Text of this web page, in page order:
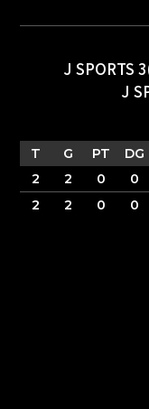
J SPORTS
J
T G PT DG
2
2 0 0
2
2 0 0